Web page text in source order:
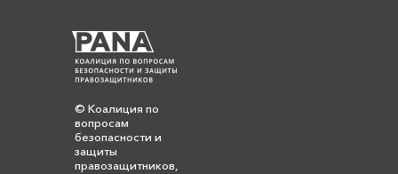
© Коалиция по
вопросам
безопасности и
защиты
правозащитников,